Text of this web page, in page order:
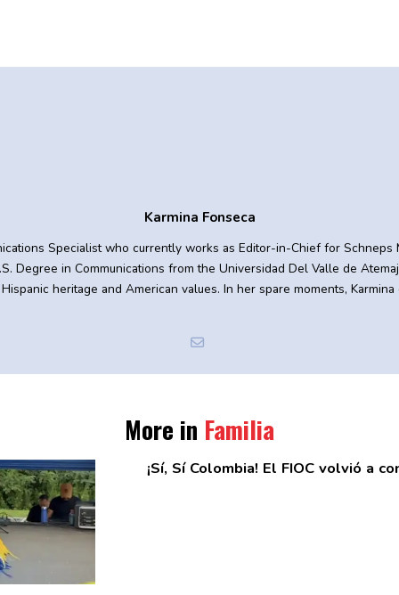
Karmina Fonseca
Specialist who currently works as Editor-in-Chief for Schneps
Degree in Communications from the Universidad Del Valle de
heritage and American values. In her spare moments,
More in Familia
¡Sí, Sí Colombia! El FIOC volvió a